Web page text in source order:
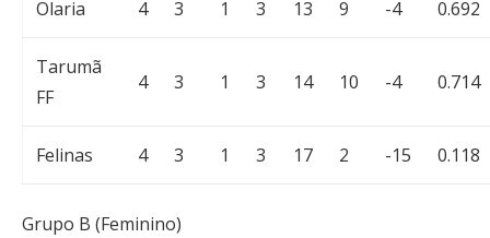
Olaria 4 3 1 3 13 9 -4 0.692
Tarumã
FF
4 3 1 3 14 10 -4 0.714
Felinas 4 3 1 3 17 2 -15 0.118
Grupo B (Feminino)